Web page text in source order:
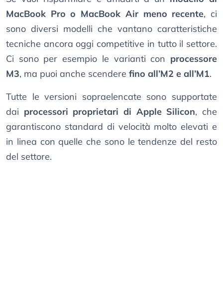
MacBook Pro o MacBook Air meno recente, ci
sono diversi modelli che vantano caratteristiche
tecniche ancora oggi competitive in tutto il settore.
Ci sono per esempio le varianti con processore
M3, ma puoi anche scendere fino all’M2 e all’M1.
Tutte le versioni sopraelencate sono supportate
dai processori proprietari di Apple Silicon, che
garantiscono standard di velocità molto elevati e
in linea con quelle che sono le tendenze del resto
del settore.